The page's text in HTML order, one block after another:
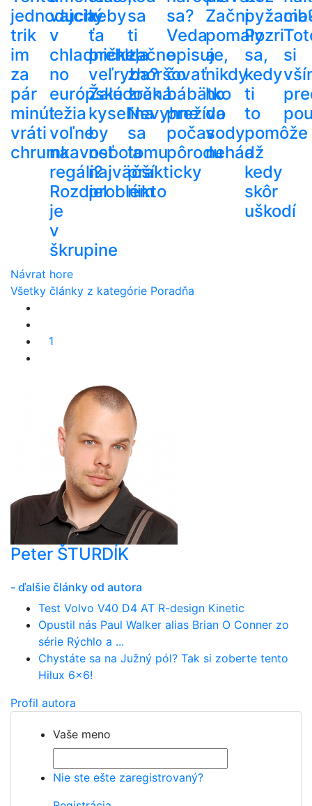
jednoduchý
trik
im
za
pár
minút
vráti
chrumkavosť
vajcia
v
chladničke,
no
európske
ležia
voľne
na
regáli?
Rozdiel
je
v
škrupine
keby
ťa
prehltla
veľryba?
Žalúdočná
kyselina
by
nebola
najväčší
problém
sa
ti
začne
zhoršovať
zrak.
Nevyhne
sa
tomu
prakticky
nikto
sa?
Veda
opisuje,
čo
bábätko
prežíva
počas
pôrodu
Začni
pomaly
a
nikdy
ho
do
vody
nehádž
Pozri
sa,
kedy
ti
to
pomôže
a
kedy
skôr
uškodí
si
Návrat hore
Všetky články z kategórie Poradňa
1
Peter ŠTURDÍK
- ďalšie články od autora
Test Volvo V40 D4 AT R-design Kinetic
Opustil nás Paul Walker alias Brian O Conner zo
série Rýchlo a ...
Chystáte sa na Južný pól? Tak si zoberte tento
Hilux 6x6!
Profil autora
Vaše meno
Nie ste ešte zaregistrovaný?